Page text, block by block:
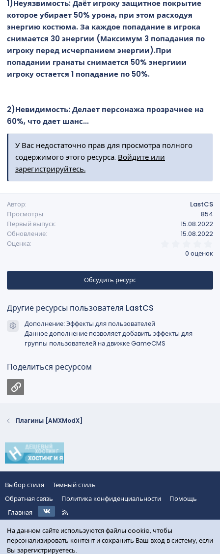
1)Неуязвимость: Даёт игроку защитное покрытие
которое убирает 50% урона, при этом расходуя
энергию костюма. За каждое попадание в игрока
снимается 30 энергии (Максимум 3 попадания по
игроку перед исчерпанием энергии).При
попадании гранаты снимается 50% энергиии
игроку остается 1 попадание по 50%.
2)Невидимость: Делает персонажа прозрачнее на
60%, что дает шанс...
У Вас недостаточно прав для просмотра полного
содержимого этого ресурса. Войдите или
зарегистрируйтесь.
Автор
LastCS
Просмотры
854
Первый выпуск
15.08.2022
Обновление
15.08.2022
Оценка
,
0
з
ё
0 оценок
Обсудить ресурс
Другие ресурсы пользователя LastCS
Иконка ресурса
Дополнение: Эффекты для пользователей
Данное дополнение позволяет добавить эффекты для
группы пользователей на движке GameCMS
Поделиться ресурсом
Плагины [AMXModX]
Выбор стиля
Темный стиль
Обратная связь
Политика конфиденциальности
Помощь
Главная
R
S
S
На данном сайте используются файлы cookie, чтобы
персонализировать контент и сохранить Ваш вход в систему, если
Вы зарегистрируетесь.